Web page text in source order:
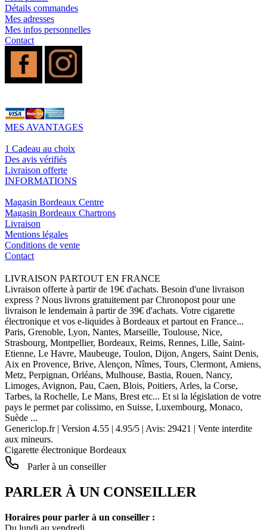
Détails commandes
Mes adresses
Mes infos personnelles
Contact
MES AVANTAGES
1 Cadeau au choix
Des avis vérifiés
Livraison offerte
INFORMATIONS
Magasin Bordeaux Centre
Magasin Bordeaux Chartrons
Livraison
Mentions légales
Conditions de vente
Contact
LIVRAISON PARTOUT EN FRANCE
Livraison offerte à partir de 19€ d'achats. Besoin d'une livraison
express ? Nous livrons gratuitement par Chronopost pour une
livraison le lendemain à partir de 39€ d'achats. Votre cigarette
électronique et vos e-liquides à Bordeaux et partout en France...
Paris, Grenoble, Lyon, Nantes, Marseille, Toulouse, Nice,
Strasbourg, Montpellier, Bordeaux, Reims, Rennes, Lille, Saint-
Etienne, Le Havre, Maubeuge, Toulon, Dijon, Angers, Saint Denis,
Aix en Provence, Brive, Alençon, Nîmes, Tours, Clermont, Amiens,
Metz, Perpignan, Orléans, Mulhouse, Bastia, Rouen, Nancy,
Limoges, Avignon, Pau, Caen, Blois, Poitiers, Arles, la Corse,
Tarbes, la Rochelle, Le Mans, Brest etc... Et si la législation de votre
pays le permet par colissimo, en Suisse, Luxembourg, Monaco,
Suède ...
Genericlop.fr| Version 4.55 | 4.95/5 | Avis: 29421 | Vente interdite
aux mineurs.
Cigarette électronique Bordeaux
Parler à un conseiller
PARLER À UN CONSEILLER
Horaires pour parler à un conseiller :